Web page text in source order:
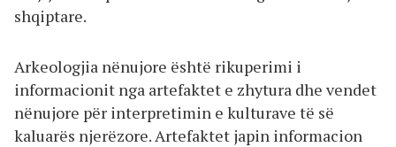
shqiptare.
Arkeologjia nënujore është rikuperimi i
informacionit nga artefaktet e zhytura dhe vendet
nënujore për interpretimin e kulturave të së
kaluarës njerëzore. Artefaktet japin informacion